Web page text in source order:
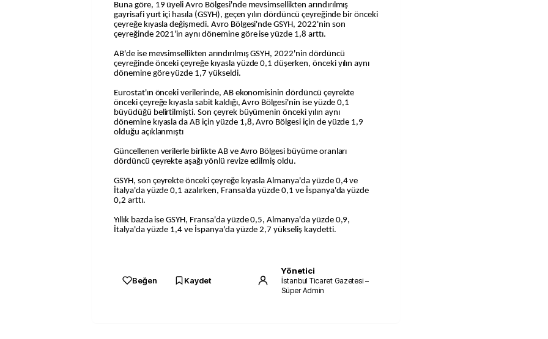
Buna göre, 19 üyeli Avro Bölgesi'nde mevsimsellikten arındırılmış
gayrisafi yurt içi hasıla (GSYH), geçen yılın dördüncü çeyreğinde bir önceki
çeyreğe kıyasla değişmedi. Avro Bölgesi'nde GSYH, 2022'nin son
çeyreğinde 2021'in aynı dönemine göre ise yüzde 1,8 arttı.
AB'de ise mevsimsellikten arındırılmış GSYH, 2022'nin dördüncü
çeyreğinde önceki çeyreğe kıyasla yüzde 0,1 düşerken, önceki yılın aynı
dönemine göre yüzde 1,7 yükseldi.
Eurostat'ın önceki verilerinde, AB ekonomisinin dördüncü çeyrekte
önceki çeyreğe kıyasla sabit kaldığı, Avro Bölgesi'nin ise yüzde 0,1
büyüdüğü belirtilmişti. Son çeyrek büyümenin önceki yılın aynı
dönemine kıyasla da AB için yüzde 1,8, Avro Bölgesi için de yüzde 1,9
olduğu açıklanmıştı
Güncellenen verilerle birlikte AB ve Avro Bölgesi büyüme oranları
dördüncü çeyrekte aşağı yönlü revize edilmiş oldu.
GSYH, son çeyrekte önceki çeyreğe kıyasla Almanya'da yüzde 0,4 ve
İtalya'da yüzde 0,1 azalırken, Fransa'da yüzde 0,1 ve İspanya'da yüzde
0,2 arttı.
Yıllık bazda ise GSYH, Fransa'da yüzde 0,5, Almanya'da yüzde 0,9,
İtalya'da yüzde 1,4 ve İspanya'da yüzde 2,7 yükseliş kaydetti.
Beğen Kaydet
Yönetici
İstanbul Ticaret Gazetesi –
Süper Admin